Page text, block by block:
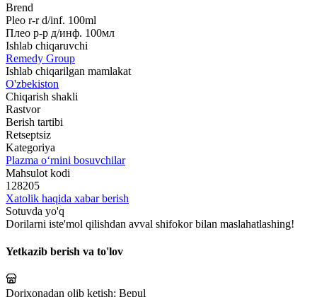
Brend
Pleo r-r d/inf. 100ml
Плео р-р д/инф. 100мл
Ishlab chiqaruvchi
Remedy Group
Ishlab chiqarilgan mamlakat
O'zbekiston
Chiqarish shakli
Rastvor
Berish tartibi
Retseptsiz
Kategoriya
Plazma o‘rnini bosuvchilar
Mahsulot kodi
128205
Xatolik haqida xabar berish
Sotuvda yo'q
Dorilarni iste'mol qilishdan avval shifokor bilan maslahatlashing!
Yetkazib berish va to'lov
Dorixonadan olib ketish: Bepul